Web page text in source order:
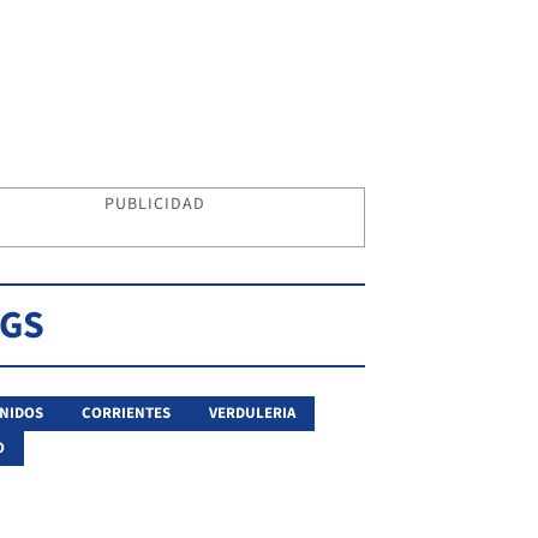
PUBLICIDAD
CORRIENTES
VERDULERIA